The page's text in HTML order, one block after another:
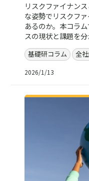
リスクファイナン
な姿勢でリスクフ
あるのか。本コラ
スの現状と課題を分
基礎研コラム 全
2026/1/13